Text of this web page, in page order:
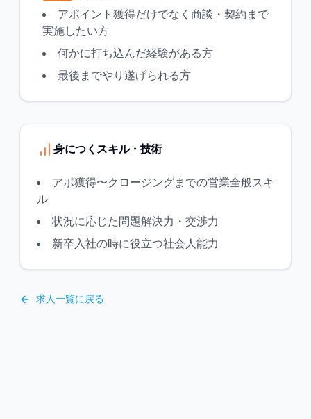
アポイント獲得だけでなく商談・契約まで
実施したい方
何かに打ち込んだ経験がある方
最後までやり遂げられる方
身につくスキル・技術
アポ獲得〜クロージングまでの営業全般スキ
ル
状況に応じた問題解決力・交渉力
新卒入社の時に役立つ社会人能力
求人一覧に戻る